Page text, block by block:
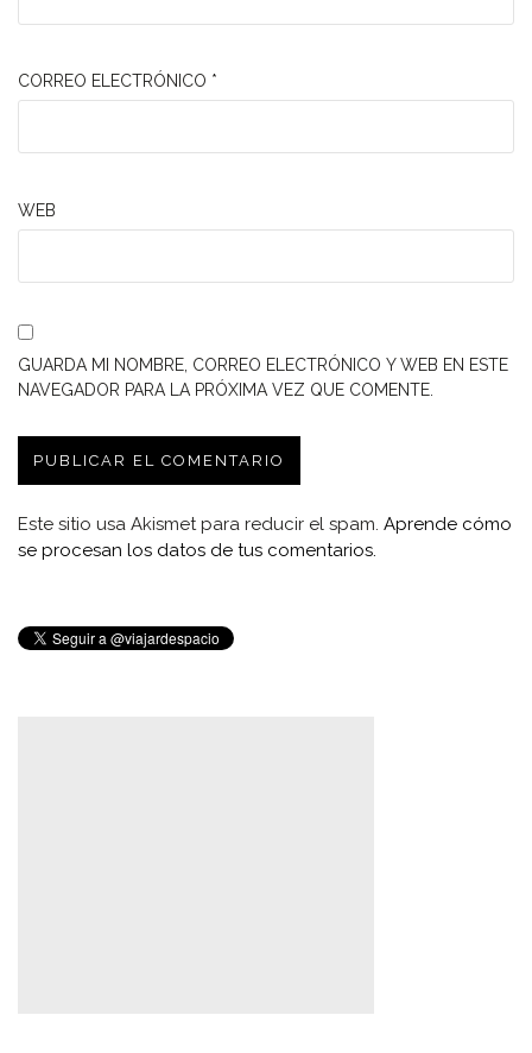
CORREO ELECTRÓNICO *
WEB
GUARDA MI NOMBRE, CORREO ELECTRÓNICO Y WEB EN ESTE
NAVEGADOR PARA LA PRÓXIMA VEZ QUE COMENTE.
Este sitio usa Akismet para reducir el spam. Aprende cómo
se procesan los datos de tus comentarios.